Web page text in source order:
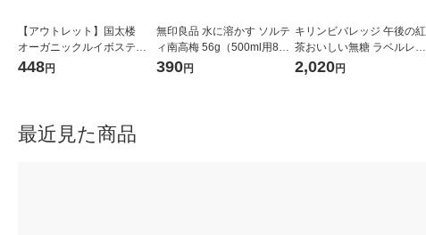
【アウトレット】国太楼
オーガニックルイボスティ
ー（2g×111P ）
448円
無印良品 水に溶かす ソルテ
ィ南高梅 56g（500ml用8g×
7本入） 良品計画
390円
キリンビバレッジ 午後の紅
茶おいしい無糖 ラベルレス
2L 1箱（9本入）（イチオ
2,020円
最近見た商品